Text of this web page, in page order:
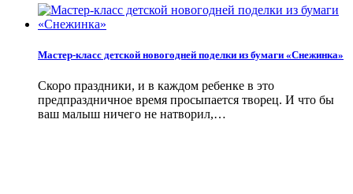
Мастер-класс детской новогодней поделки из бумаги «Снежинка»
Скоро праздники, и в каждом ребенке в это
предпраздничное время просыпается творец. И что бы
ваш малыш ничего не натворил,…